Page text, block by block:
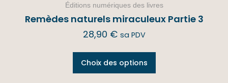
Éditions numériques des livres
Remèdes naturels miraculeux Partie 3
28,90 € sa PDV
Choix des options